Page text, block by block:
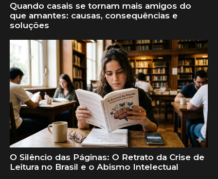
Quando casais se tornam mais amigos do
que amantes: causas, consequências e
soluções
O Silêncio das Páginas: O Retrato da Crise de
Leitura no Brasil e o Abismo Intelectual